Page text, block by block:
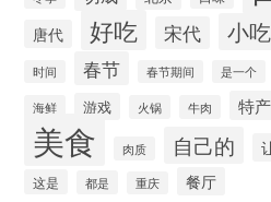
唐代
好吃 宋代 小吃
时间 春节 春节期间 是一个
海鲜 游戏 火锅 牛肉 特产
美食 肉质 自己的
这是 都是 重庆 餐厅